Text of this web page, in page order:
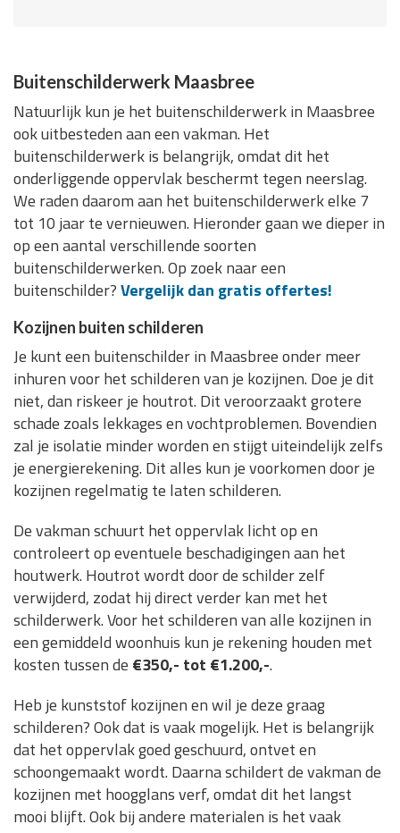
Buitenschilderwerk Maasbree
Natuurlijk kun je het buitenschilderwerk in Maasbree
ook uitbesteden aan een vakman. Het
buitenschilderwerk is belangrijk, omdat dit het
onderliggende oppervlak beschermt tegen neerslag.
We raden daarom aan het buitenschilderwerk elke 7
tot 10 jaar te vernieuwen. Hieronder gaan we dieper in
op een aantal verschillende soorten
buitenschilderwerken. Op zoek naar een
buitenschilder?Vergelijk dan gratis offertes!
Kozijnen buiten schilderen
Je kunt een buitenschilder in Maasbree onder meer
inhuren voor het schilderen van je kozijnen. Doe je dit
niet, dan riskeer je houtrot. Dit veroorzaakt grotere
schade zoals lekkages en vochtproblemen. Bovendien
zal je isolatie minder worden en stijgt uiteindelijk zelfs
je energierekening. Dit alles kun je voorkomen door je
kozijnen regelmatig te laten schilderen.
De vakman schuurt het oppervlak licht op en
controleert op eventuele beschadigingen aan het
houtwerk. Houtrot wordt door de schilder zelf
verwijderd, zodat hij direct verder kan met het
schilderwerk. Voor het schilderen van alle kozijnen in
een gemiddeld woonhuis kun je rekening houden met
kosten tussen de €350,- tot €1.200,-.
Heb je kunststof kozijnen en wil je deze graag
schilderen? Ook dat is vaak mogelijk. Het is belangrijk
dat het oppervlak goed geschuurd, ontvet en
schoongemaakt wordt. Daarna schildert de vakman de
kozijnen met hoogglans verf, omdat dit het langst
mooi blijft. Ook bij andere materialen is het vaak